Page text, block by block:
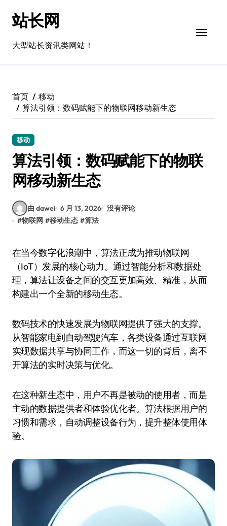
站长网
大型站长资讯类网站！
首页
移动
算法引领：数码赋能下的物联网移动新生态
移动
算法引领：数码赋能下的物联
网移动新生态
由 dawei 6 月 13, 2026 没有评论
#物联网 #移动生态 #算法
在当今数字化浪潮中，算法正成为推动物联网
（IoT）发展的核心动力。通过智能分析和数据处
理，算法让设备之间的交互更加高效、精准，从而
构建出一个全新的移动生态。
数码技术的快速发展为物联网提供了强大的支撑。
从智能家电到自动驾驶汽车，各类设备通过互联网
实现数据共享与协同工作，而这一切的背后，离不
开算法的实时决策与优化。
在这种新生态中，用户不再是被动的使用者，而是
主动的数据提供者和体验优化者。算法根据用户的
习惯和需求，自动调整设备行为，提升整体使用体
验。